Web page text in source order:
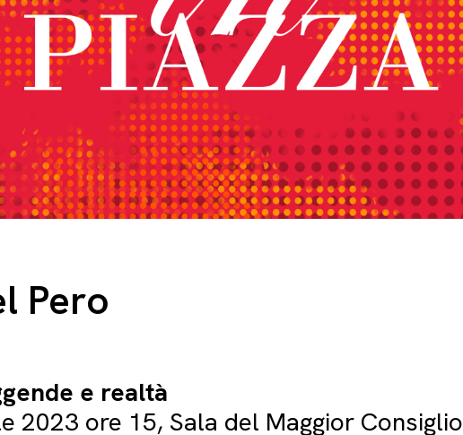
Pero
e realtà
2023 ore 15, Sala del Maggior Consiglio